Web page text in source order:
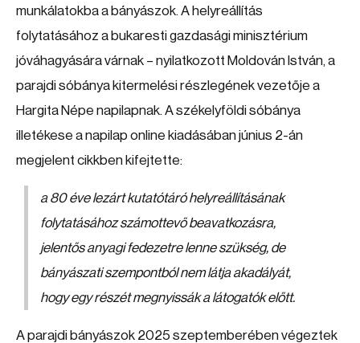
munkálatokba a bányászok. A helyreállítás
folytatásához a bukaresti gazdasági minisztérium
jóváhagyására várnak – nyilatkozott Moldován István, a
parajdi sóbánya kitermelési részlegének vezetője a
Hargita Népe napilapnak. A székelyföldi sóbánya
illetékese a napilap online kiadásában június 2-án
megjelent cikkben kifejtette:
a 80 éve lezárt kutatótáró helyreállításának
folytatásához számottevő beavatkozásra,
jelentős anyagi fedezetre lenne szükség, de
bányászati szempontból nem látja akadályát,
hogy egy részét megnyissák a látogatók előtt.
A parajdi bányászok 2025 szeptemberében végeztek